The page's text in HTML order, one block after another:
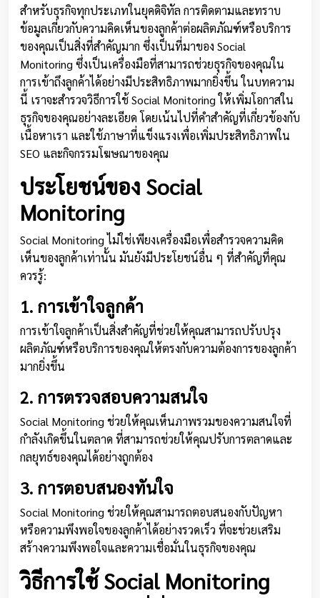
สำหรับธุรกิจทุกประเภทในยุคดิจิทัล การติดตามและทราบ
ข้อมูลเกี่ยวกับความคิดเห็นของลูกค้าต่อผลิตภัณฑ์หรือบริการ
ของคุณเป็นสิ่งที่สำคัญมาก ซึ่งเป็นที่มาของ Social
Monitoring ซึ่งเป็นเครื่องมือที่สามารถช่วยธุรกิจของคุณใน
การเข้าถึงลูกค้าได้อย่างมีประสิทธิภาพมากยิ่งขึ้น ในบทความ
นี้ เราจะสำรวจวิธีการใช้ Social Monitoring ให้เพิ่มโอกาสใน
ธุรกิจของคุณอย่างละเอียด โดยเน้นไปที่คำสำคัญที่เกี่ยวข้องกับ
เนื้อหาเรา และใช้ภาษาที่แข็งแรงเพื่อเพิ่มประสิทธิภาพใน
SEO และกิจกรรมโฆษณาของคุณ
ประโยชน์ของ Social
Monitoring
Social Monitoring ไม่ใช่เพียงเครื่องมือเพื่อสำรวจความคิด
เห็นของลูกค้าเท่านั้น มันยังมีประโยชน์อื่น ๆ ที่สำคัญที่คุณ
ควรรู้:
1. การเข้าใจลูกค้า
การเข้าใจลูกค้าเป็นสิ่งสำคัญที่ช่วยให้คุณสามารถปรับปรุง
ผลิตภัณฑ์หรือบริการของคุณให้ตรงกับความต้องการของลูกค้า
มากยิ่งขึ้น
2. การตรวจสอบความสนใจ
Social Monitoring ช่วยให้คุณเห็นภาพรวมของความสนใจที่
กำลังเกิดขึ้นในตลาด ที่สามารถช่วยให้คุณปรับการตลาดและ
กลยุทธ์ของคุณได้อย่างถูกต้อง
3. การตอบสนองทันใจ
Social Monitoring ช่วยให้คุณสามารถตอบสนองกับปัญหา
หรือความพึงพอใจของลูกค้าได้อย่างรวดเร็ว ที่จะช่วยเสริม
สร้างความพึงพอใจและความเชื่อมั่นในธุรกิจของคุณ
วิธีการใช้ Social Monitoring